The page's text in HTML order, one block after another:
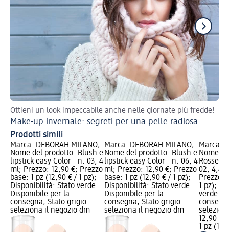
Ottieni un look impeccabile anche nelle giornate più fredde!
Make-up invernale: segreti per una pelle radiosa
Prodotti simili
Marca: DEBORAH MILANO;
Nome del prodotto: Blush e
lipstick easy Color - n. 03, 4
ml; Prezzo: 12,90 €; Prezzo
base: 1 pz (12,90 € / 1 pz);
Disponibilità: Stato verde
Disponibile per la
consegna, Stato grigio
seleziona il negozio dm
Marca: DEBORAH MILANO;
Nome del prodotto: Blush e
lipstick easy Color - n. 06, 4
ml; Prezzo: 12,90 €; Prezzo
base: 1 pz (12,90 € / 1 pz);
Disponibilità: Stato verde
Disponibile per la
consegna, Stato grigio
seleziona il negozio dm
Marca:
Nome
02, 4,4
Prezzo
1 pz);
verde
12,90 €
1 pz